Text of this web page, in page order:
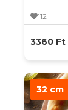
112
3360 Ft
32 cm